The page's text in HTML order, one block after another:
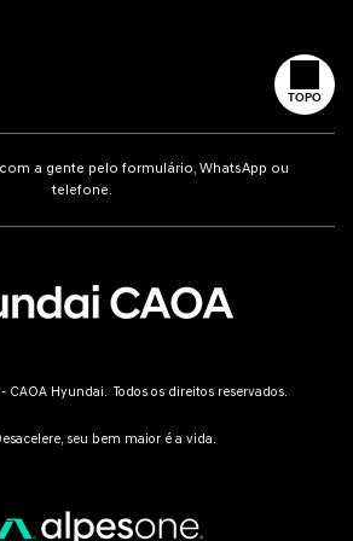
TOPO
a gente pelo formulário, WhatsApp ou
telefone.
Hyundai. Todos os direitos reservados.
seu bem maior é a vida.